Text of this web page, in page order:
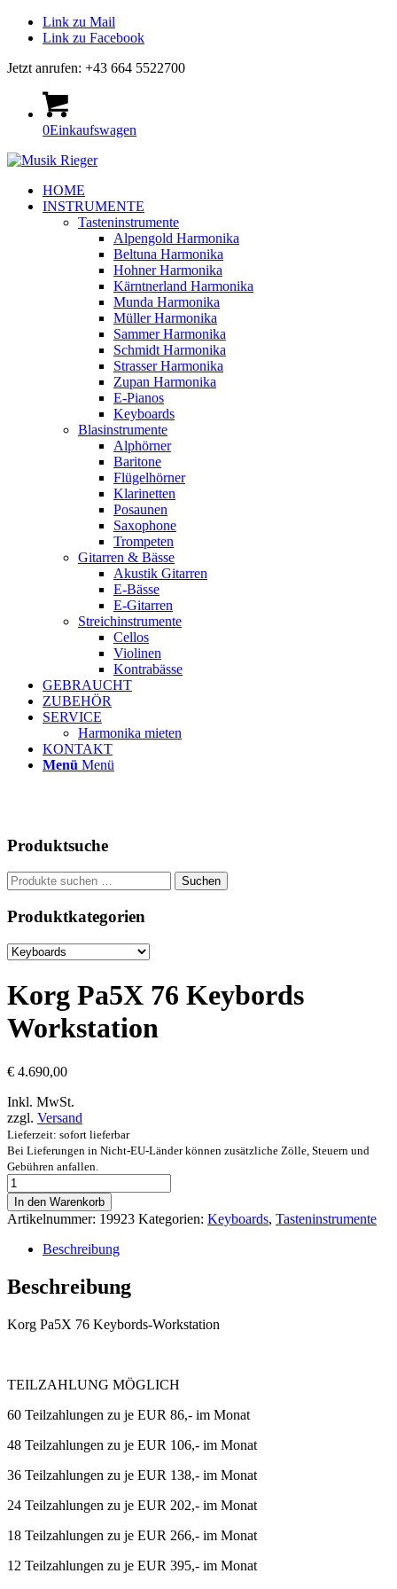
Link zu Mail
Link zu Facebook
Jetzt anrufen: +43 664 5522700
0Einkaufswagen
HOME
INSTRUMENTE
Tasteninstrumente
Alpengold Harmonika
Beltuna Harmonika
Hohner Harmonika
Kärntnerland Harmonika
Munda Harmonika
Müller Harmonika
Sammer Harmonika
Schmidt Harmonika
Strasser Harmonika
Zupan Harmonika
E-Pianos
Keyboards
Blasinstrumente
Alphörner
Baritone
Flügelhörner
Klarinetten
Posaunen
Saxophone
Trompeten
Gitarren & Bässe
Akustik Gitarren
E-Bässe
E-Gitarren
Streichinstrumente
Cellos
Violinen
Kontrabässe
GEBRAUCHT
ZUBEHÖR
SERVICE
Harmonika mieten
KONTAKT
Menü Menü
Produktsuche
Suchen
nach:
Suchen
Produktkategorien
Korg Pa5X 76 Keybords
Workstation
€ 4.690,00
Inkl. MwSt.
zzgl. Versand
Lieferzeit: sofort lieferbar
Bei Lieferungen in Nicht-EU-Länder können zusätzliche Zölle, Steuern und
Gebühren anfallen.
Korg
Pa5X
76
Keybords
Workstation
Menge
In den Warenkorb
Artikelnummer: 19923 Kategorien: Keyboards, Tasteninstrumente
Beschreibung
Beschreibung
Korg Pa5X 76 Keybords-Workstation
TEILZAHLUNG MÖGLICH
60 Teilzahlungen zu je EUR 86,- im Monat
48 Teilzahlungen zu je EUR 106,- im Monat
36 Teilzahlungen zu je EUR 138,- im Monat
24 Teilzahlungen zu je EUR 202,- im Monat
18 Teilzahlungen zu je EUR 266,- im Monat
12 Teilzahlungen zu je EUR 395,- im Monat